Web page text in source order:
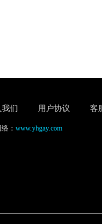
我们 用户协议 客
： www.yhgay.com